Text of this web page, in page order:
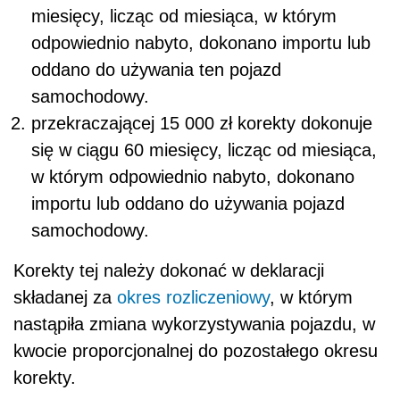
miesięcy, licząc od miesiąca, w którym
odpowiednio nabyto, dokonano importu lub
oddano do używania ten pojazd
samochodowy.
przekraczającej 15 000 zł korekty dokonuje
się w ciągu 60 miesięcy, licząc od miesiąca,
w którym odpowiednio nabyto, dokonano
importu lub oddano do używania pojazd
samochodowy.
Korekty tej należy dokonać w deklaracji
składanej za okres rozliczeniowy, w którym
nastąpiła zmiana wykorzystywania pojazdu, w
kwocie proporcjonalnej do pozostałego okresu
korekty.